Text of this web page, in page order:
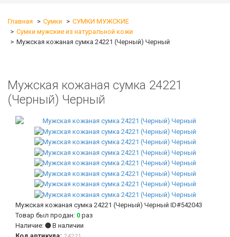
Главная Сумки
СУМКИ МУЖСКИЕ
Сумки мужские из натуральной кожи
Мужская кожаная сумка 24221 (Черный) Черный
Мужская кожаная сумка 24221
(Черный) Черный
Мужская кожаная сумка 24221 (Черный) Черный ID#542043
Товар был продан: 0 раз
Наличие:
В наличии